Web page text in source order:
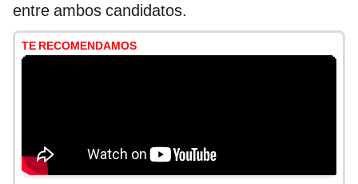
entre ambos candidatos.
TE RECOMENDAMOS